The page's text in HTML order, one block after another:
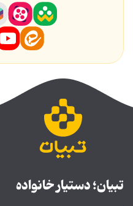
تبیان؛ دستیار خانواده